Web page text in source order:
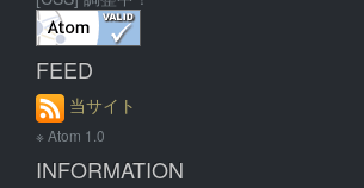
FEED
当サイト
※ Atom 1.0
INFORMATION